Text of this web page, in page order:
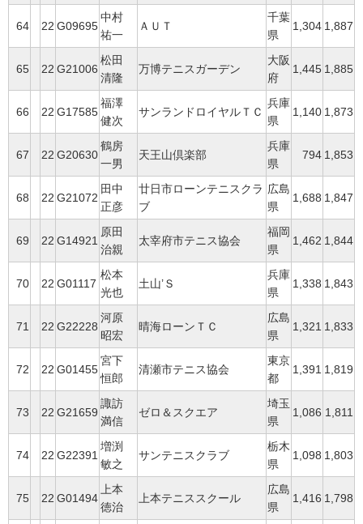
64 22 G09695
中村
祐一
ＡＵＴ
千葉
県
1,304 1,887
65 22 G21006
松田
清隆
万博テニスガーデン
大阪
府
1,445 1,885
66 22 G17585
福澤
健次
サンランドロイヤルＴＣ
兵庫
県
1,140 1,873
67 22 G20630
鶴房
一男
天王山倶楽部
兵庫
県
794 1,853
68 22 G21072
田中
正彦
廿日市ローンテニスクラ
ブ
広島
県
1,688 1,847
69 22 G14921
原田
治親
太宰府市テニス協会
福岡
県
1,462 1,844
70 22 G01117
松本
光也
土山’Ｓ
兵庫
県
1,338 1,843
71 22 G22228
河原
昭宏
晴海ローンＴＣ
広島
県
1,321 1,833
72 22 G01455
宮下
恒郎
清瀬市テニス協会
東京
都
1,391 1,819
73 22 G21659
諏訪
満信
ゼロ＆スクエア
埼玉
県
1,086 1,811
74 22 G22391
増渕
敏之
サンテニスクラブ
栃木
県
1,098 1,803
75 22 G01494
上本
徳治
上本テニススクール
広島
県
1,416 1,798